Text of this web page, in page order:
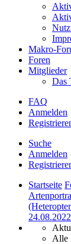
Makro-
Foren
Mitglieder
Das
FAQ
Anmelden
Suche
Anmelden
Startseite
24.08.2022
Alle